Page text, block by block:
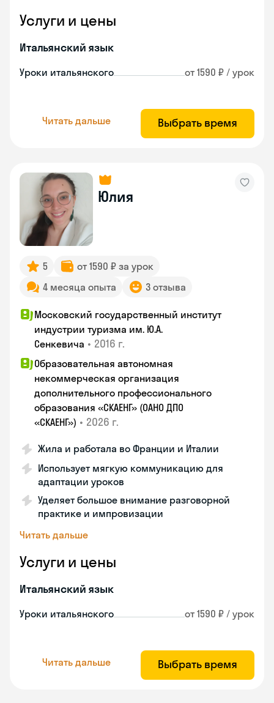
Услуги и цены
Итальянский язык
Уроки итальянского от 1590 ₽ / урок
Читать дальше Выбрать время
Юлия
5
от 1590 ₽ за урок
4 месяца опыта
3 отзыва
Московский государственный институт
индустрии туризма им. Ю.А.
Сенкевича • 2016 г.
Образовательная автономная
некоммерческая организация
дополнительного профессионального
образования «СКАЕНГ» (ОАНО ДПО
«СКАЕНГ») • 2026 г.
Жила и работала во Франции и Италии
Использует мягкую коммуникацию для
адаптации уроков
Уделяет большое внимание разговорной
практике и импровизации
Читать дальше
Услуги и цены
Итальянский язык
Уроки итальянского от 1590 ₽ / урок
Читать дальше Выбрать время